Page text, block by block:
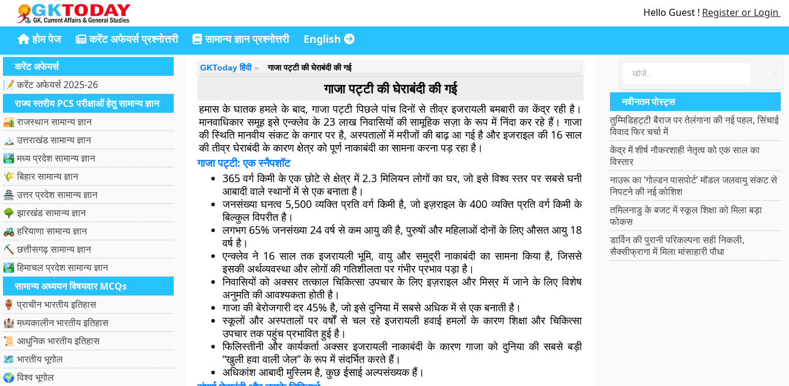
Hello Guest ! Register or Login
होम पेज करेंट अफेयर्स प्रश्नोत्तरी सामान्य ज्ञान प्रश्नोत्तरी English
करेंट अफेयर्स
📝 करेंट अफेयर्स 2025-26
राज्य स्तरीय PCS परीक्षाओं हेतु सामान्य ज्ञान
🏜️ राजस्थान सामान्य ज्ञान
🏔️ उत्तराखंड सामान्य ज्ञान
🏞️ मध्य प्रदेश सामान्य ज्ञान
🌾 बिहार सामान्य ज्ञान
🏯 उत्तर प्रदेश सामान्य ज्ञान
🌳 झारखंड सामान्य ज्ञान
🚜 हरियाणा सामान्य ज्ञान
⛏️ छत्तीसगढ़ सामान्य ज्ञान
🏞️ हिमाचल प्रदेश सामान्य ज्ञान
सामान्य अध्ययन विषयवार MCQs
🏺 प्राचीन भारतीय इतिहास
🏰 मध्यकालीन भारतीय इतिहास
📜 आधुनिक भारतीय इतिहास
🗺️ भारतीय भूगोल
🌍 विश्व भूगोल
GKToday हिंदी गाजा पट्टी की घेराबंदी की गई
गाजा पट्टी की घेराबंदी की गई
हमास के घातक हमले के बाद, गाजा पट्टी पिछले पांच दिनों से तीव्र इजरायली बमबारी का केंद्र रही है।
मानवाधिकार समूह इसे एन्क्लेव के 23 लाख निवासियों की सामूहिक सज़ा के रूप में निंदा कर रहे हैं। गाजा
की स्थिति मानवीय संकट के कगार पर है, अस्पतालों में मरीजों की बाढ़ आ गई है और इजराइल की 16 साल
की तीव्र घेराबंदी के कारण क्षेत्र को पूर्ण नाकाबंदी का सामना करना पड़ रहा है।
गाजा पट्टी: एक स्नैपशॉट
365 वर्ग किमी के एक छोटे से क्षेत्र में 2.3 मिलियन लोगों का घर, जो इसे विश्व स्तर पर सबसे घनी
आबादी वाले स्थानों में से एक बनाता है।
जनसंख्या घनत्व 5,500 व्यक्ति प्रति वर्ग किमी है, जो इज़राइल के 400 व्यक्ति प्रति वर्ग किमी के
बिल्कुल विपरीत है।
लगभग 65% जनसंख्या 24 वर्ष से कम आयु की है, पुरुषों और महिलाओं दोनों के लिए औसत आयु 18
वर्ष है।
एन्क्लेव ने 16 साल तक इजरायली भूमि, वायु और समुद्री नाकाबंदी का सामना किया है, जिससे
इसकी अर्थव्यवस्था और लोगों की गतिशीलता पर गंभीर प्रभाव पड़ा है।
निवासियों को अक्सर तत्काल चिकित्सा उपचार के लिए इज़राइल और मिस्र में जाने के लिए विशेष
अनुमति की आवश्यकता होती है।
गाजा की बेरोजगारी दर 45% है, जो इसे दुनिया में सबसे अधिक में से एक बनाती है।
स्कूलों और अस्पतालों पर वर्षों से चल रहे इजरायली हवाई हमलों के कारण शिक्षा और चिकित्सा
उपचार तक पहुंच प्रभावित हुई है।
फिलिस्तीनी और कार्यकर्ता अक्सर इजरायली नाकाबंदी के कारण गाजा को दुनिया की सबसे बड़ी
“खुली हवा वाली जेल” के रूप में संदर्भित करते हैं।
अधिकांश आबादी मुस्लिम है, कुछ ईसाई अल्पसंख्यक हैं।
नवीनतम पोस्ट्स
तुम्मिडिहट्टी बैराज पर तेलंगाना की नई पहल, सिंचाई
विवाद फिर चर्चा में
केंद्र में शीर्ष नौकरशाही नेतृत्व को एक साल का
विस्तार
नाउरू का ‘गोल्डन पासपोर्ट’ मॉडल जलवायु संकट से
निपटने की नई कोशिश
तमिलनाडु के बजट में स्कूल शिक्षा को मिला बड़ा
फोकस
डार्विन की पुरानी परिकल्पना सही निकली,
सैक्सीफ्रागा में मिला मांसाहारी पौधा